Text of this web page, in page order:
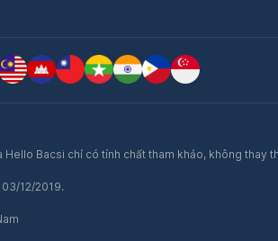
Bacsi chỉ có tính chất tham khảo, không thay
03/12/2019.